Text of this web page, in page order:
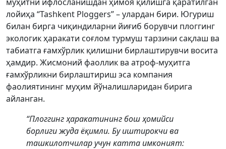
лойиҳа “Tashkent Ploggers” – улардан бири. Югуриш
билан бирга чиқиндиларни йиғиб борувчи плоггинг
экологик ҳаракати соғлом турмуш тарзини сақлаш ва
табиатга ғамхўрлик қилишни бирлаштирувчи восита
ҳамдир. Жисмоний фаоллик ва атроф-муҳитга
ғамхўрликни бирлаштириш эса компания
фаолиятининг муҳим йўналишларидан бирига
айланган.
“Плоггинг ҳаракатининг бош ҳомийси
борлиги жуда ёқимли. Бу иштирокчи ва
ташкилотчилар учун катта имконият: